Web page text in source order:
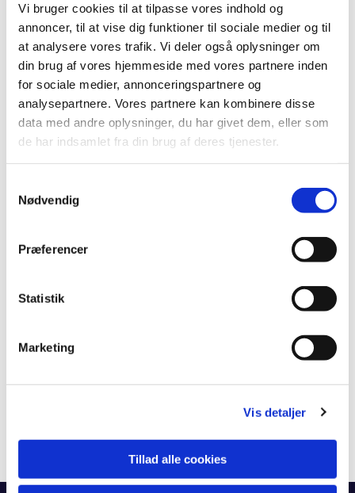
Vi bruger cookies til at tilpasse vores indhold og
annoncer, til at vise dig funktioner til sociale medier og til
at analysere vores trafik. Vi deler også oplysninger om
din brug af vores hjemmeside med vores partnere inden
for sociale medier, annonceringspartnere og
analysepartnere. Vores partnere kan kombinere disse
data med andre oplysninger, du har givet dem, eller som
de har indsamlet fra din brug af deres tjenester.
Nødvendig
Præferencer
Statistik
Marketing
Vis detaljer
Tillad alle cookies
Du vil måske også kunne
lide...